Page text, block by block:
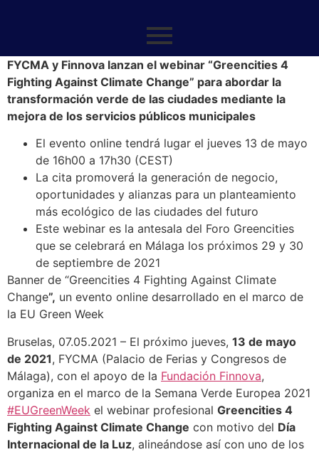
FYCMA y Finnova lanzan el webinar “Greencities 4
Fighting Against Climate Change” para abordar la
transformación verde de las ciudades mediante la
mejora de los servicios públicos municipales
El evento online tendrá lugar el jueves 13 de mayo
de 16h00 a 17h30 (CEST)
La cita promoverá la generación de negocio,
oportunidades y alianzas para un planteamiento
más ecológico de las ciudades del futuro
Este webinar es la antesala del Foro Greencities
que se celebrará en Málaga los próximos 29 y 30
de septiembre de 2021
Banner de “Greencities 4 Fighting Against Climate
Change”, un evento online desarrollado en el marco de
la EU Green Week
Bruselas, 07.05.2021 – El próximo jueves, 13 de mayo
de 2021, FYCMA (Palacio de Ferias y Congresos de
Málaga), con el apoyo de la Fundación Finnova,
organiza en el marco de la Semana Verde Europea 2021
#EUGreenWeek el webinar profesional Greencities 4
Fighting Against Climate Change con motivo del Día
Internacional de la Luz, alineándose así con uno de los